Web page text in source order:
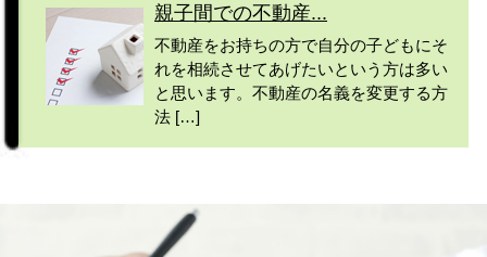
親子間での不動産...
不動産をお持ちの方で自分の子どもにそ
れを相続させてあげたいという方は多い
と思います。不動産の名義を変更する方
法 […]